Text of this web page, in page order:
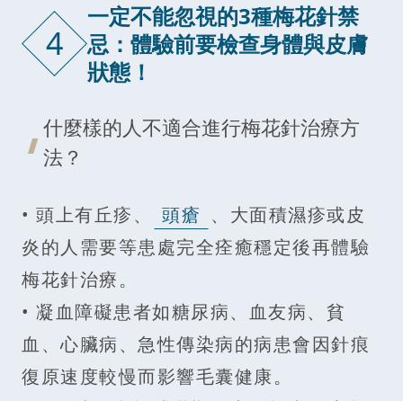
4
一定不能忽視的3種梅花針禁
忌：體驗前要檢查身體與皮膚
狀態！
什麼樣的人不適合進行梅花針治療方
法？
• 頭上有丘疹、 頭瘡 、大面積濕疹或皮
炎的人需要等患處完全痊癒穩定後再體驗
梅花針治療。
• 凝血障礙患者如糖尿病、血友病、貧
血、心臟病、急性傳染病的病患會因針痕
復原速度較慢而影響毛囊健康。